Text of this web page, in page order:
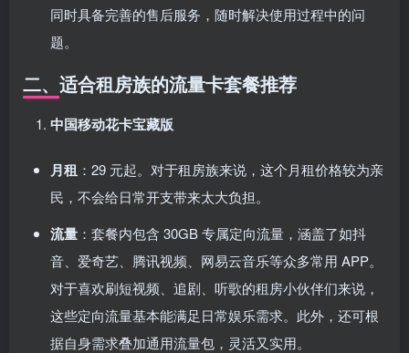
同时具备完善的售后服务，随时解决使用过程中的问
题。
二、适合租房族的流量卡套餐推荐
中国移动花卡宝藏版
月租 ：29 元起。对于租房族来说，这个月租价格较为亲
民，不会给日常开支带来太大负担。
流量 ：套餐内包含 30GB 专属定向流量，涵盖了如抖
音、爱奇艺、腾讯视频、网易云音乐等众多常用 APP。
对于喜欢刷短视频、追剧、听歌的租房小伙伴们来说，
这些定向流量基本能满足日常娱乐需求。此外，还可根
据自身需求叠加通用流量包，灵活又实用。